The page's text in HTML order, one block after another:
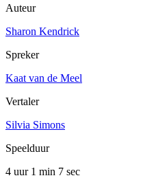
Auteur
Sharon Kendrick
Spreker
Kaat van de Meel
Vertaler
Silvia Simons
Speelduur
4 uur 1 min 7 sec